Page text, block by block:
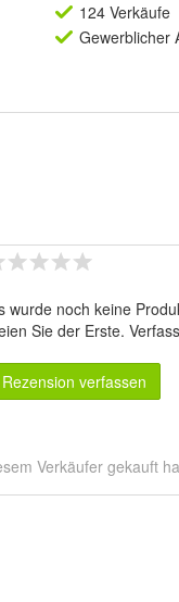
124 Verkäufe
Gewerblicher
wurde noch keine
Sie der Erste.
Rezension verfassen
Verkäufer gekauft